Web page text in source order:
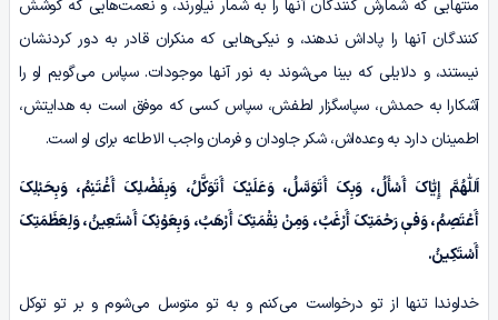
منتهایی که شمارش کنندگان آنها را به شمار نیاورند، و نعمت‌هایی که کوشش
کنندگان آنها را پاداش ندهند، و نیکی‌هایی که منکران قادر به دور کردنشان
نیستند، و دلایلی که بینا می‌شوند به نور آنها موجودات. سپاس می‌گویم او را
آشکارا به حمدش، سپاسگزار لطفش، سپاس کسی که موفق است به هدایتش،
اطمینان دارد به وعده‌اش، شکر جاودان و فرمان واجب الاطاعه برای او است.
اَللّٰهُمَّ إِیّٰاکَ أَسْأَلُ، وَبِکَ أَتَوَسَّلُ، وَعَلَیْکَ أَتَوَکَّلُ، وَبِفَضْلِکَ أَغْتَنِمُ، وَبِحَبْلِکَ
أَعْتَصِمُ، وَفیٖ رَحْمَتِکَ أَرْغَبُ، وَمِنْ نِقْمَتِکَ أَرْهَبُ، وَبِعَوْنِکَ أَسْتَعِینُ، وَلِعَظَمَتِکَ
أَسْتَکِینُ.
خداوندا تنها از تو درخواست می‌کنم و به تو متوسل می‌شوم و بر تو توکل